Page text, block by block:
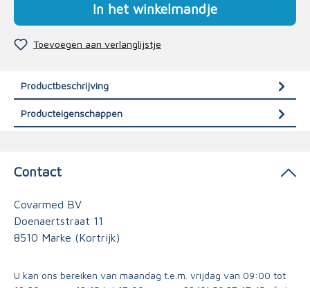
In het winkelmandje
Toevoegen aan verlanglijstje
Productbeschrijving
Producteigenschappen
Contact
Covarmed BV
Doenaertstraat 11
8510 Marke (Kortrijk)
U kan ons bereiken van maandag t.e.m. vrijdag van 09:00 tot